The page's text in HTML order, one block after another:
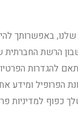
באפשרותך
הרשת
להגדרות
ומידע
למדיניות